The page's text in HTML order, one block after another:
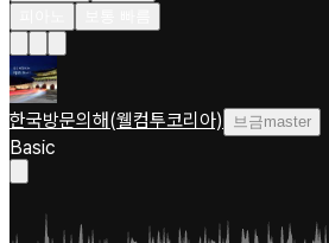
한국방문의해(웰컴투코리아) 브금master
Basic